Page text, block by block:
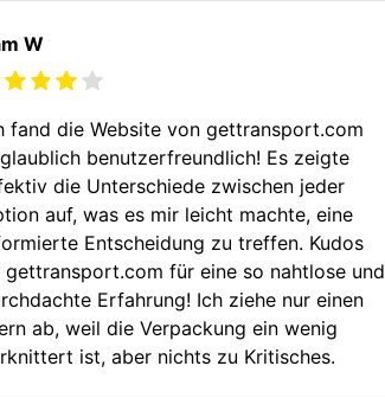
W
fand die Website von gettransport.com
benutzerfreundlich! Es zeigte
die Unterschiede zwischen jeder
auf, was es mir leicht machte, eine
Entscheidung zu treffen. Kudos
gettransport.com für eine so nahtlose und
Erfahrung! Ich ziehe nur einen
ab, weil die Verpackung ein wenig
ist, aber nichts zu Kritisches.